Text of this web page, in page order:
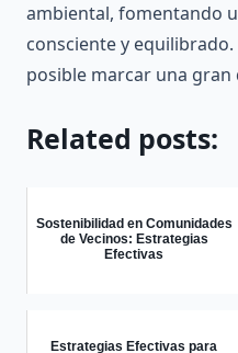
ambiental, fomentando
consciente y
posible marcar una gran
Related posts:
Sostenibilidad en Comunidades
de Vecinos: Estrategias
Efectivas
Estrategias Efectivas para